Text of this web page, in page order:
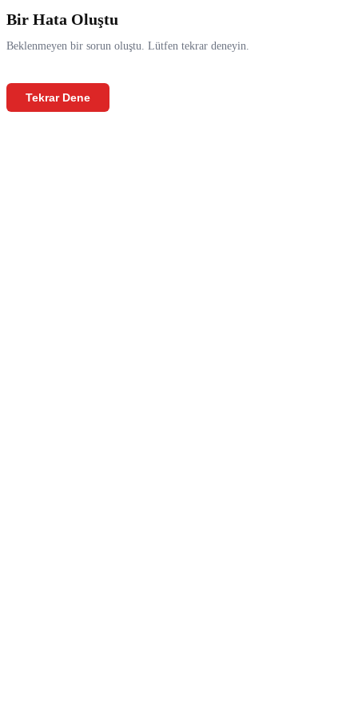
Bir Hata Oluştu
Beklenmeyen bir sorun oluştu. Lütfen tekrar deneyin.
Tekrar Dene